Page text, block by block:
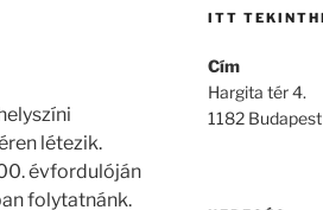
létezik.
évfordulóján
folytatnánk.
ITT
Cím
Hargita tér 4.
1182 Budapest